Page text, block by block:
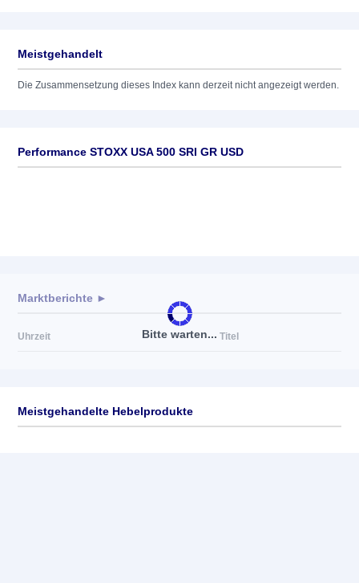
Meistgehandelt
Die Zusammensetzung dieses Index kann derzeit nicht angezeigt werden.
Performance STOXX USA 500 SRI GR USD
Bitte warten...
Marktberichte ►
Uhrzeit Titel
Meistgehandelte Hebelprodukte